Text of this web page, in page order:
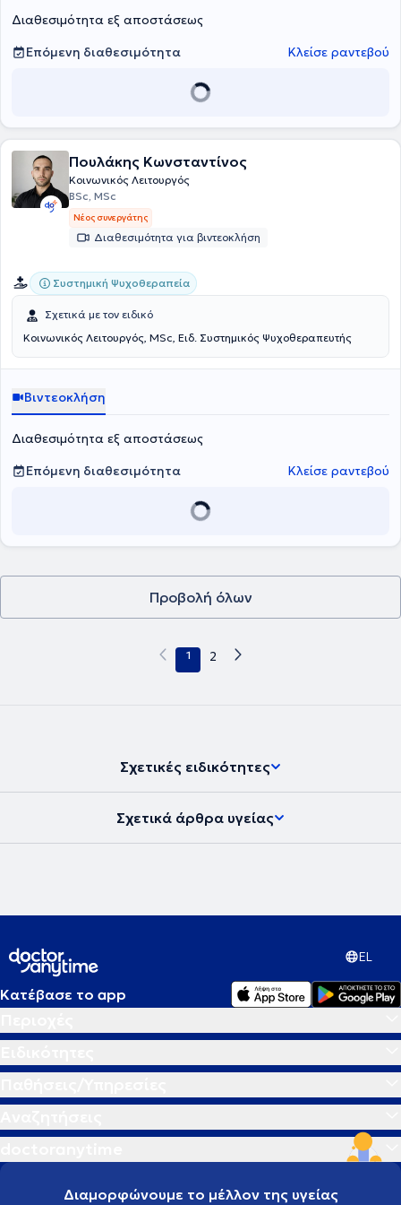
Υποστήριξης.
Διαθεσιμότητα εξ αποστάσεως
Επόμενη διαθεσιμότητα
Κλείσε ραντεβού
Πουλάκης Κωνσταντίνος
Κοινωνικός Λειτουργός
BSc, MSc
Νέος συνεργάτης
Διαθεσιμότητα για βιντεοκλήση
Συστημική Ψυχοθεραπεία
Σχετικά με τον ειδικό
Κοινωνικός Λειτουργός, MSc, Ειδ. Συστημικός Ψυχοθεραπευτής
Βιντεοκλήση
Διαθεσιμότητα εξ αποστάσεως
Επόμενη διαθεσιμότητα
Κλείσε ραντεβού
Προβολή όλων
1 2
Σχετικές ειδικότητες
Σχετικά άρθρα υγείας
EL
Κατέβασε το app
Διαμορφώνουμε το μέλλον της υγείας